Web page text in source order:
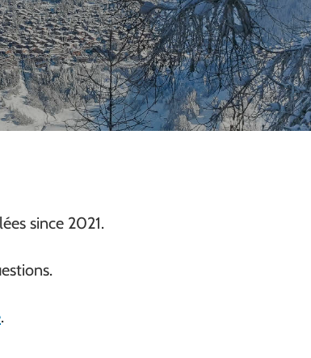
since 2021.
.